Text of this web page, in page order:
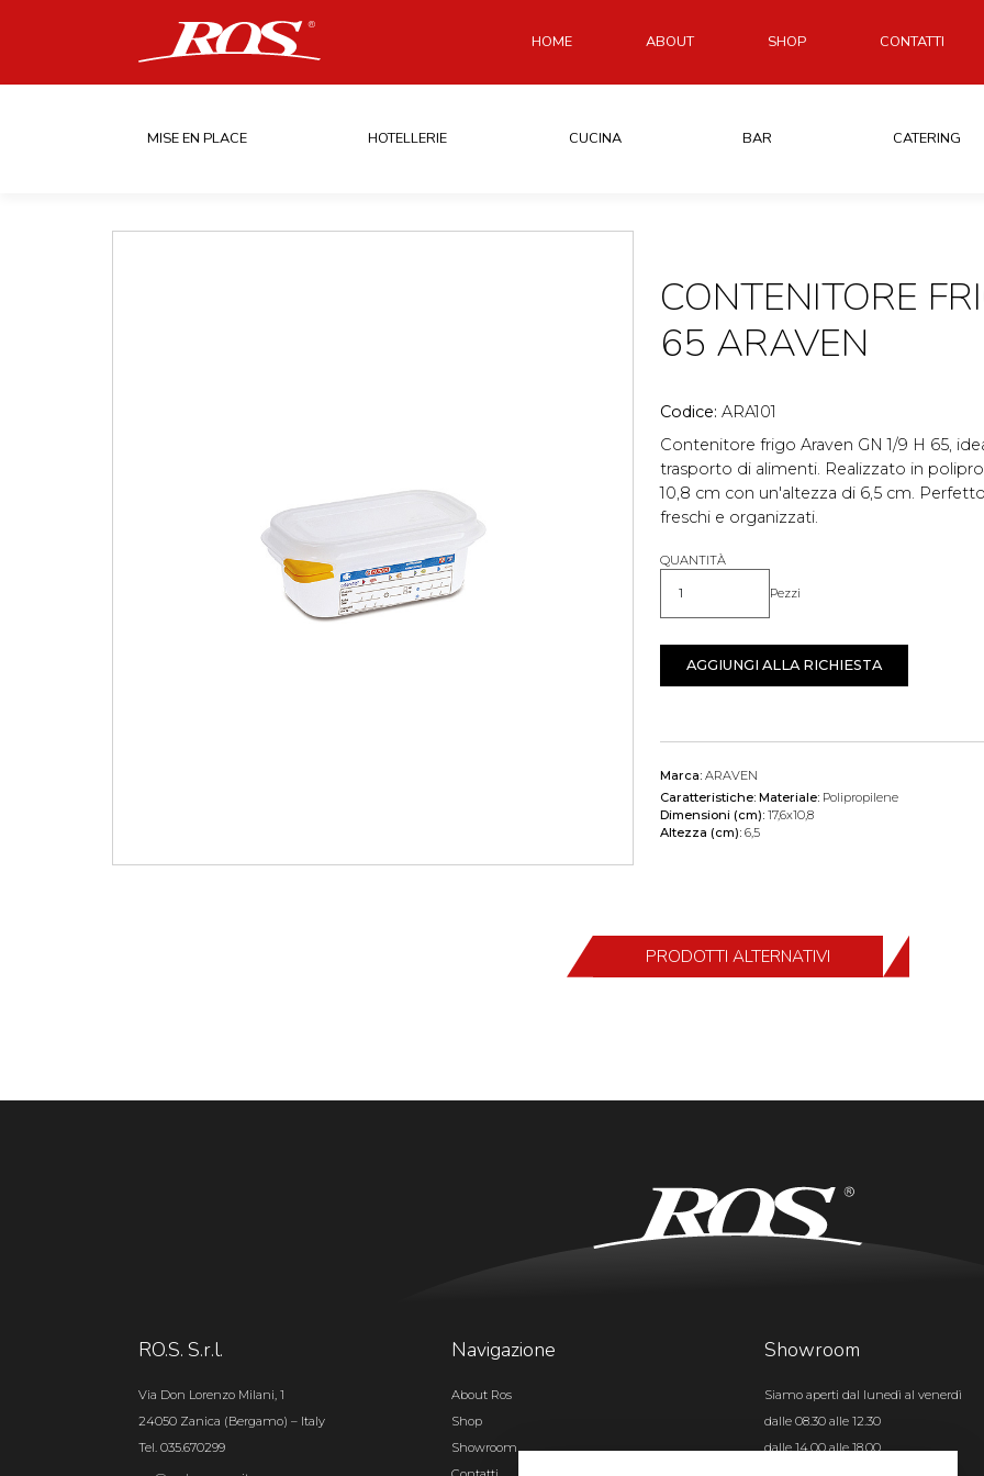
HOME ABOUT SHOP CONTATTI
MISE EN PLACE HOTELLERIE CUCINA BAR CATERING
CONTENITORE
65 ARAVEN
Codice: ARA101
Contenitore frigo Araven GN 1/9 H 65,
trasporto di alimenti. Realizzato in
10,8 cm con un'altezza di 6,5 cm.
freschi e organizzati.
QUANTITÀ
Quantità Pezzi
AGGIUNGI ALLA RICHIESTA
Marca: ARAVEN
Caratteristiche: Materiale: Polipropilene
Dimensioni (cm): 17,6x10,8
Altezza (cm): 6,5
PRODOTTI ALTERNATIVI
RO.S. S.r.l.
Via Don Lorenzo Milani, 1
24050 Zanica (Bergamo) – Italy
Tel. 035.670299
Navigazione
About Ros
Shop
Showroom
Showroom
Siamo aperti dal lunedì al venerdì
dalle 08.30 alle 12.30
dalle 14.00 alle 18.00